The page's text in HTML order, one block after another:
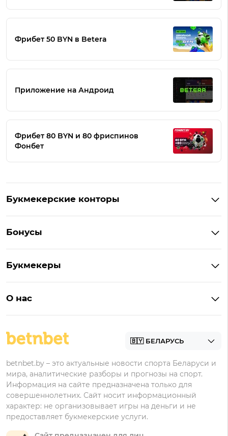
Фрибет 50 BYN в Betera
Приложение на Андроид
Фрибет 80 BYN и 80 фриспинов
Фонбет
Букмекерские конторы
Букмекеры на Андроид
БК для ставок на киберспорт
Бонусы
Бонус на депозит
Бонусы Бетера
Бонусы Винлайн
Букмекеры
Марафонбет
О нас
betnbet.by – это актуальные новости спорта Беларуси и
мира, аналитические разборы и прогнозы на спорт.
Информация на сайте предназначена только для
совершеннолетних. Сайт носит информационный
характер: не организовывает игры на деньги и не
предоставляет букмекерские услуги.